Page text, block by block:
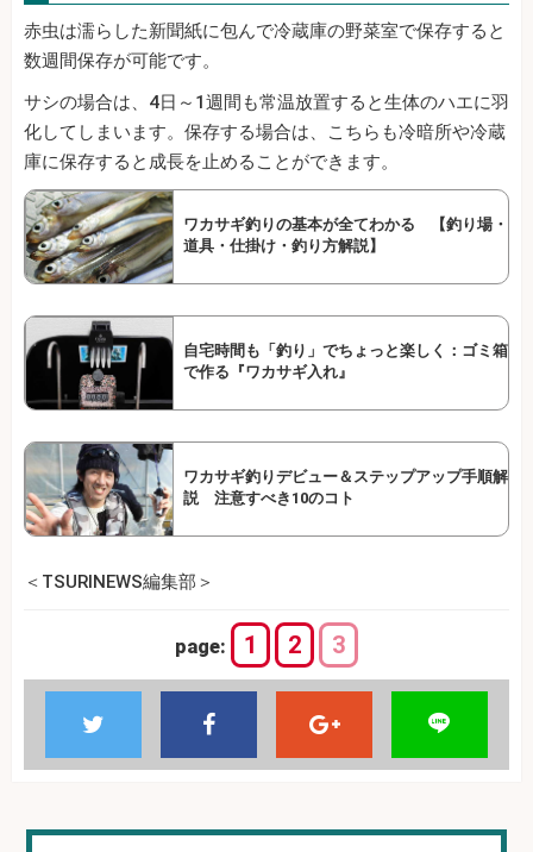
赤虫は濡らした新聞紙に包んで冷蔵庫の野菜室で保存すると
数週間保存が可能です。
サシの場合は、4日～1週間も常温放置すると生体のハエに羽
化してしまいます。保存する場合は、こちらも冷暗所や冷蔵
庫に保存すると成長を止めることができます。
ワカサギ釣りの基本が全てわかる 【釣り場・
道具・仕掛け・釣り方解説】
自宅時間も「釣り」でちょっと楽しく：ゴミ箱
で作る『ワカサギ入れ』
ワカサギ釣りデビュー＆ステップアップ手順解
説 注意すべき10のコト
＜TSURINEWS編集部＞
page: 1 2 3